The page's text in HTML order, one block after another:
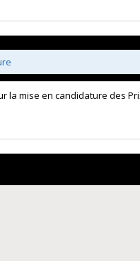
la mise en candidature des